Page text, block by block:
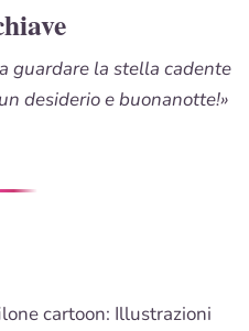
guardare la stella cadente
desiderio e buonanotte!»
cartoon: Illustrazioni